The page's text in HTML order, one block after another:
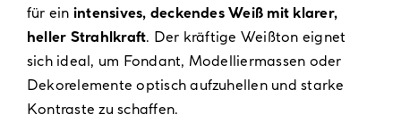
für ein intensives, deckendes Weiß mit klarer,
heller Strahlkraft. Der kräftige Weißton eignet
sich ideal, um Fondant, Modelliermassen oder
Dekorelemente optisch aufzuhellen und starke
Kontraste zu schaffen.